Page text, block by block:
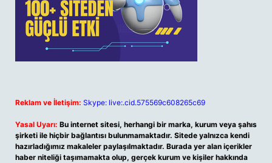
Reklam ve İletişim: Skype: live:.cid.575569c608265c69
Yasal Uyarı: Bu internet sitesi, herhangi bir marka, kurum veya şahıs
şirketi ile hiçbir bağlantısı bulunmamaktadır. Sitede yalnızca kendi
hazırladığımız makaleler paylaşılmaktadır. Burada yer alan içerikler
haber niteliği taşımamakta olup, gerçek kurum ve kişiler hakkında